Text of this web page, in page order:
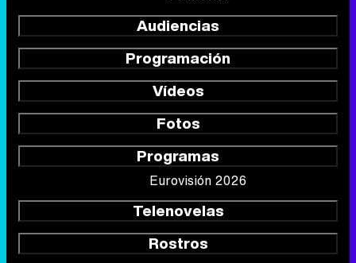
Audiencias
Programación
Vídeos
Fotos
Programas
Eurovisión 2026
Telenovelas
Rostros